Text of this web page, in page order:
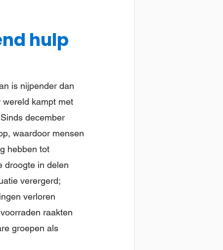
hulp
is nijpender dan
kampt met
december
waardoor mensen
hebben tot
droogte in delen
verergerd;
verloren
raakten
groepen als